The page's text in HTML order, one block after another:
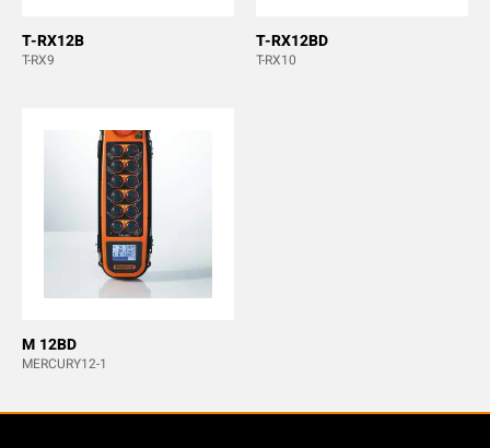
T-RX12B
T-RX9
T-RX12BD
T-RX10
M 12BD
MERCURY12-1